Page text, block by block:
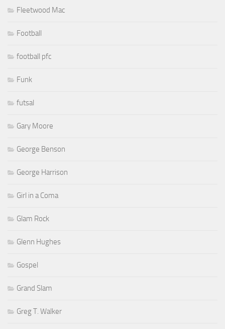
Fleetwood Mac
Football
football pfc
Funk
futsal
Gary Moore
George Benson
George Harrison
Girl in a Coma
Glam Rock
Glenn Hughes
Gospel
Grand Slam
Greg T. Walker